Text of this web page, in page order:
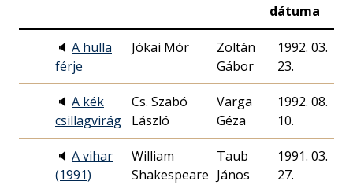
dátuma
🔈 A hulla
férje
Jókai Mór
Zoltán
Gábor
1992. 03.
23.
🔈 A kék
csillagvirág
Cs. Szabó
László
Varga
Géza
1992. 08.
10.
🔈 A vihar
(1991)
William
Shakespeare
Taub
János
1991. 03.
27.